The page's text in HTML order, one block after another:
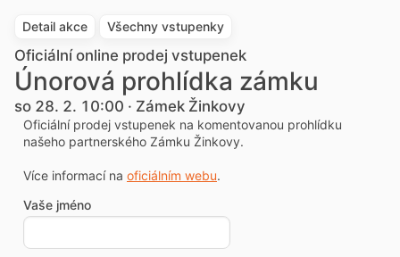
Detail akce Všechny vstupenky
Oficiální online prodej vstupenek
Únorová prohlídka zámku
so 28. 2. 10:00 · Zámek Žinkovy
Oficiální prodej vstupenek na komentovanou prohlídku
našeho partnerského Zámku Žinkovy.
Více informací na oficiálním webu.
Vaše jméno